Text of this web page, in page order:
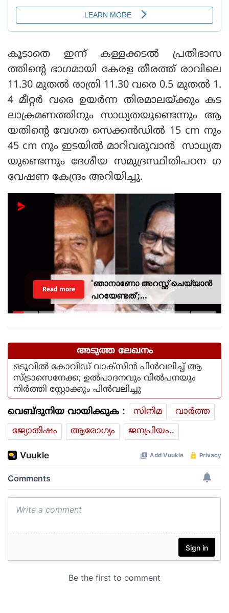
കൂടാതെ ഇന്ന് കള്ളക്കടല്‍ പ്രതിഭാസ
ത്തിന്റെ ഭാഗമായി കേരള തീരത്ത് രാവിലെ
11.30 മുതല്‍ രാത്രി 11.30 വരെ 0.5 മുതല്‍ 1.
4 മീറ്റര്‍ വരെ ഉയര്‍ന്ന തിരമാലയ്ക്കും കട
ലാക്രമണത്തിനും സാധ്യതയുണ്ടെന്നും ആ
യതിന്റെ വേഗത സെക്കന്‍ഡില്‍ 15 cm നും
45 cm നും ഇടയില്‍ മാറിവരുവാന്‍ സാധ്യത
യുണ്ടെന്നും ദേശീയ സമുദ്രസ്ഥിതിപഠന ഗ
വേഷണ കേന്ദ്രം അറിയിച്ചു.
'ഞാനാണോ അറസ്റ്റ് ചെയ്യാൻ
പറയേണ്ടത്';
ടി.ജി.മോഹൻദാസിനെതിരായ
Read more
അടുത്ത ലേഖനം
ഒടുവില്‍ കോവിഡ് വാക്‌സിന്‍ പിന്‍വലിച്ച് ആ
സ്ട്രാസെനേക്ക; ഉല്‍പാദനവും വില്‍പനയും
നിര്‍ത്തി സ്റ്റോക്കും പിന്‍വലിച്ചു
വെബ്ദുനിയ വായിക്കുക : സിനിമ
വാര്‍ത്ത
ജ്യോതിഷം
ആരോഗ്യം ജനപ്രിയം..